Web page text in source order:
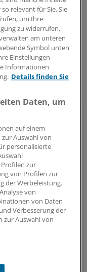
essenziellen
bis 60-minütigen
med-
nun geschaut,
herausfinden
Verhaltenstherapie
Als
Cortex
Kortex.
einer
Arolt.
relevant für Sie. Sie
um Ihre
zu widerrufen,
am unteren
Symbol unten
Einstellungen
Informationen
Details finden Sie
Daten, um
auf einem
Auswahl von
personalisierte
zur
von Profilen zur
der Werbeleistung.
von
von Daten
Verbesserung der
zur Auswahl von